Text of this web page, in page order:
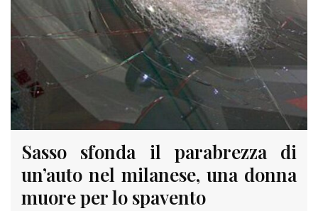
Sasso sfonda il parabrezza di
un’auto nel milanese, una donna
muore per lo spavento